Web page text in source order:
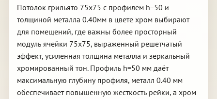
Потолок грильято 75х75 с профилем h=50 и
толщиной металла 0.40мм в цвете хром выбирают
для помещений, где важны более просторный
модуль ячейки 75х75, выраженный решетчатый
эффект, усиленная толщина металла и зеркальный
хромированный тон. Профиль h=50 мм даёт
максимальную глубину профиля, металл 0.40 мм
обеспечивает повышенную жёсткость рейки, а хром